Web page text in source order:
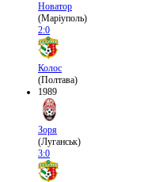
Новатор
(Маріуполь)
2:0
Колос
(Полтава)
1989
Зоря
(Луганськ)
3:0